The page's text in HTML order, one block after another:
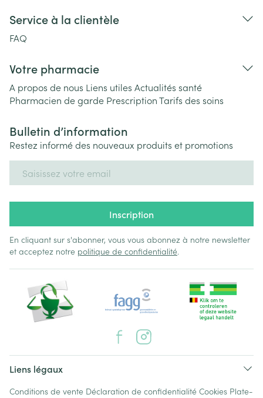
Service à la clientèle
FAQ
Votre pharmacie
A propos de nous Liens utiles Actualités santé
Pharmacien de garde PrescriptionTarifs des soins
Bulletin d’information
Restez informé des nouveaux produits et promotions
Inscription
En cliquant sur s'abonner, vous vous abonnez à notre newsletter
et acceptez notre politique de confidentialité.
Liens légaux
Conditions de vente Déclaration de confidentialité Cookies Plate-